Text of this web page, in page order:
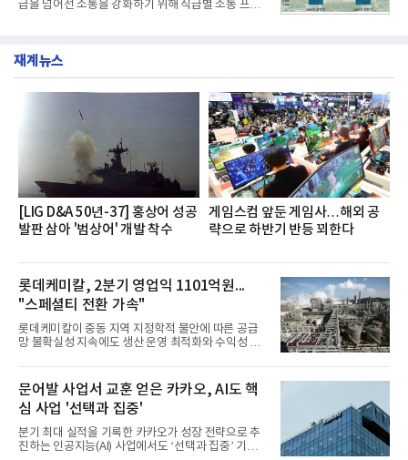
개운한 풍미를 더했으며, 국물이 잘 배어들면서도 쫄
서도
급을 넘어선 소통을 강화하기 위해 직급별 소통 프로
영지원부 홍보팀과 2026년 새로이(e)＊가 공동 주관
쳐 진행됐다.참고로 새로이(e)는 NH농협캐피탈 MZ
세대들로(과장~계장) 구성된 자율 참여조직으로, 조
직문화 혁신과 업무 효율성 향상을 위한 다양한 활동
을 추진하며,새로운 변화와 이로운 영향력을 조직전
반에 전파하는 역할
재계뉴스
[LIG D&A 50년-37] 홍상어 성공
발판 삼아 '범상어' 개발 착수
게임스컴 앞둔 게임사…해외 공
략으로 하반기 반등 꾀한다
롯데케미칼, 2분기 영업익 1101억원...
"스페셜티 전환 가속"
롯데케미칼이 중동 지역 지정학적 불안에 따른 공급
망 불확실성 지속에도 생산 운영 최적화와 수익성 중
어갔다.롯데케미칼이 2026년 2분기 연결 기준 매출
액 5조6864억원, 영업이익 1101억원을 기록했다고 7
일 밝혔다. 사업별로는 기초화학 부문(롯데케미칼 기
초소재사업·LC타이탄·LC USA·롯데대산석화)이 매
출 3조9403억원, 영업이익 23억원을 기록했다. 정기
보수 영향과 원료 가격 변동에 따른 래깅 효과로 전분
기 대비 수익성은 둔화됐지만 흑자 전환 흐름을 유지
문어발 사업서 교훈 얻은 카카오, AI도 핵
심 사업 '선택과 집중'
분기 최대 실적을 기록한 카카오가 성장 전략으로 추
진하는 인공지능(AI) 사업에서도 ‘선택과 집중’ 기조